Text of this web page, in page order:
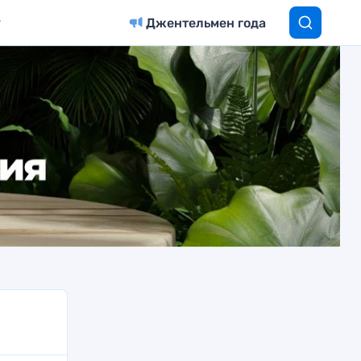
Джентельмен года